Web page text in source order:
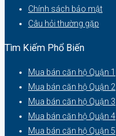
Chính sách bảo mật
Câu hỏi thường gặp
Tìm Kiếm Phổ Biến
Mua bán căn hộ Quận 1
Mua bán căn hộ Quận 2
Mua bán căn hộ Quận 3
Mua bán căn hộ Quận 4
Mua bán căn hộ Quận 5